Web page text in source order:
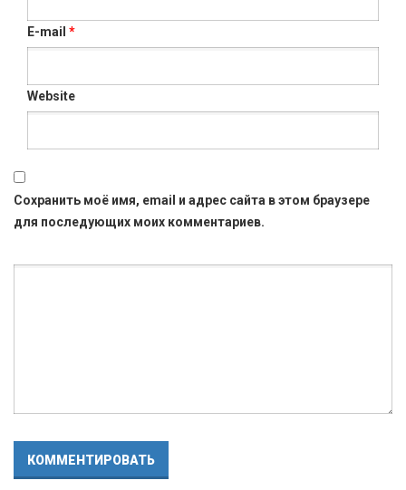
E-mail *
Website
Сохранить моё имя, email и адрес сайта в этом браузере
для последующих моих комментариев.